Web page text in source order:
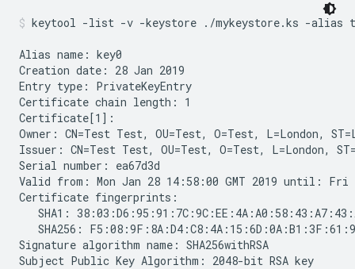
keytool -list -v -keystore ./mykeystore.ks -alias
Alias name: key0
Creation date: 28 Jan 2019
Entry type: PrivateKeyEntry
Certificate chain length: 1
Certificate[1]:
Owner: CN=Test Test, OU=Test, O=Test, L=London,
Issuer: CN=Test Test, OU=Test, O=Test, L=London,
Serial number: ea67d3d
Valid from: Mon Jan 28 14:58:00 GMT 2019 until: Fri
Certificate fingerprints:
SHA1:
SHA256:
Signature algorithm name: SHA256withRSA
Subject Public Key Algorithm: 2048-bit RSA key